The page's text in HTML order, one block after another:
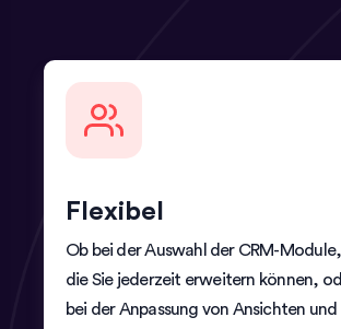
Flexibel
Ob bei der Auswahl der CRM-Module,
die Sie jederzeit erweitern können,
bei der Anpassung von Ansichten und